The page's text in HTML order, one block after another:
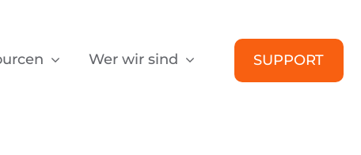
Wer wir sind SUPPORT